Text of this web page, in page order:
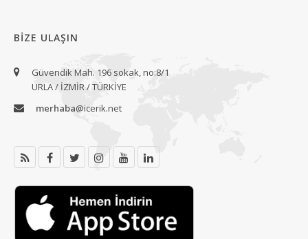
BIZE ULAŞIN
Güvendik Mah. 196 sokak, no:8/1
URLA / İZMİR / TÜRKİYE
merhaba@icerik.net